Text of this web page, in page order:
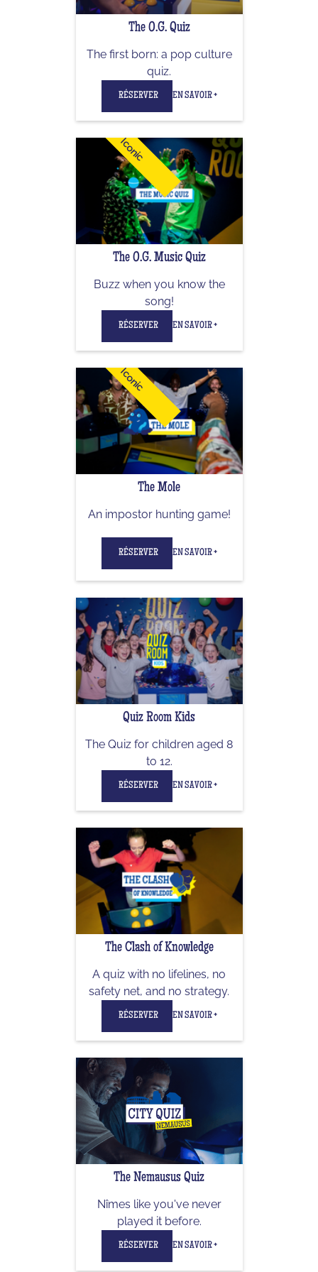
The O.G. Quiz
The first born: a pop culture
quiz.
RÉSERVER EN SAVOIR +
Iconic
The O.G. Music Quiz
Buzz when you know the
song!
RÉSERVER EN SAVOIR +
Iconic
The Mole
An impostor hunting game!
RÉSERVER EN SAVOIR +
Quiz Room Kids
The Quiz for children aged 8
to 12.
RÉSERVER EN SAVOIR +
The Clash of Knowledge
A quiz with no lifelines, no
safety net, and no strategy.
RÉSERVER EN SAVOIR +
The Nemausus Quiz
Nîmes like you've never
played it before.
RÉSERVER EN SAVOIR +